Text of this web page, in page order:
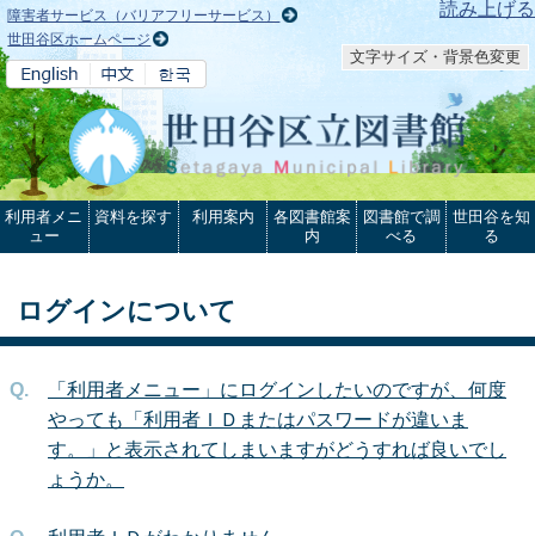
本文へ 読み上げる
障害者サービス（バリアフリーサービス）
世田谷区ホームページ
文字サイズ・背景色変更
利用者メニ
ュー
資料を探す 利用案内
各図書館案
内
図書館で調
べる
世田谷を知
る
ログインについて
「利用者メニュー」にログインしたいのですが、何度
やっても「利用者ＩＤまたはパスワードが違いま
す。」と表示されてしまいますがどうすれば良いでし
ょうか。